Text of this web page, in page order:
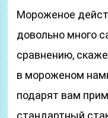
Мороженое
довольно много
сравнению,
в мороженом
подарят вам
стандартный